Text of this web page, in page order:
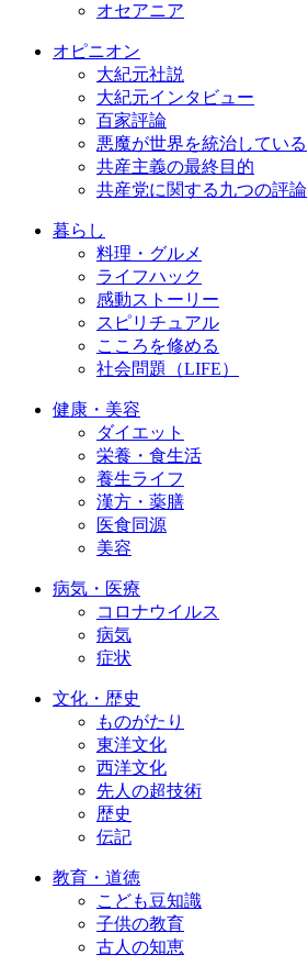
オセアニア
オピニオン
大紀元社説
大紀元インタビュー
百家評論
悪魔が世界を統治している
共産主義の最終目的
共産党に関する九つの評論
暮らし
料理・グルメ
ライフハック
感動ストーリー
スピリチュアル
こころを修める
社会問題（LIFE）
健康・美容
ダイエット
栄養・食生活
養生ライフ
漢方・薬膳
医食同源
美容
病気・医療
コロナウイルス
病気
症状
文化・歴史
ものがたり
東洋文化
西洋文化
先人の超技術
歴史
伝記
教育・道徳
こども豆知識
子供の教育
古人の知恵